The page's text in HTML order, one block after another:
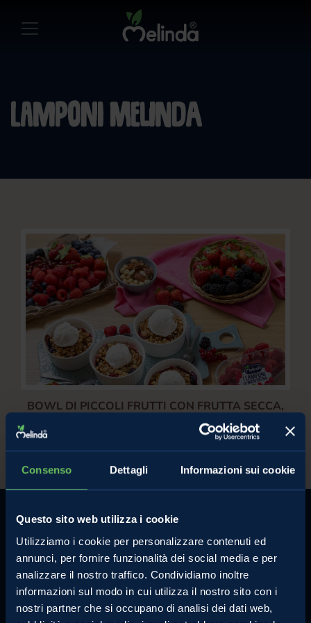
Consenso Dettagli Informazioni sui cookie
Questo sito web utilizza i cookie
Utilizziamo i cookie per personalizzare contenuti ed
annunci, per fornire funzionalità dei social media e per
analizzare il nostro traffico. Condividiamo inoltre
informazioni sul modo in cui utilizza il nostro sito con i
nostri partner che si occupano di analisi dei dati web,
Lamponi Melinda
BOWL DI PICCOLI FRUTTI CON FRUTTA SECCA,
CRUMBLE DI CEREALI E GELATO AL LATTE
Fragole Melinda
MELINDA
L'azienda
Comunicati Stampa
MELE VAL DI NON
Le mele e gli altri prodotti
La torta di mele perfetta